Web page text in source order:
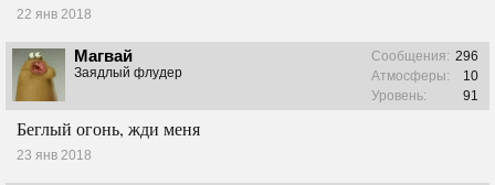
22 янв 2018
Магвай
Заядлый флудер
Сообщения: 296
Атмосферы:
10
Уровень:
91
Беглый огонь, жди меня
23 янв 2018